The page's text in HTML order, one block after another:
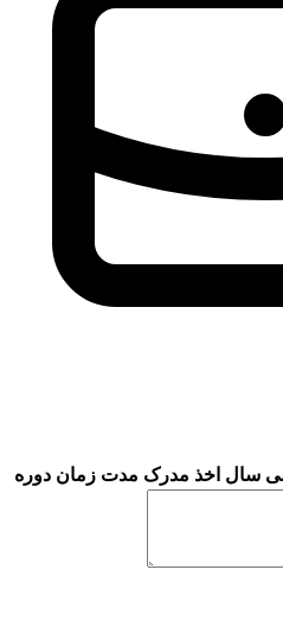
سال اخذ مدرک مدت زمان دوره